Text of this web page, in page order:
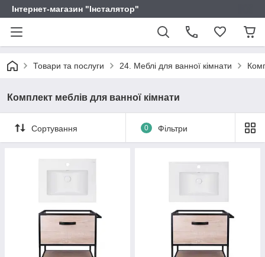
Інтернет-магазин "Інсталятор"
Товари та послуги 24. Меблі для ванної кімнати
Комплект меблів для ванної кімнати
Сортування 0 Фільтри